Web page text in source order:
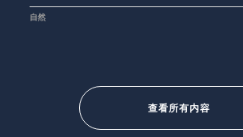
自然
查看所有内容